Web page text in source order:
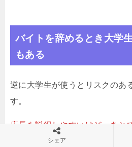
バイトを辞めるとき大学
もある
逆に大学生が使うとリスクのあ
す。
店長を説得しやすいけど、あと
シェア